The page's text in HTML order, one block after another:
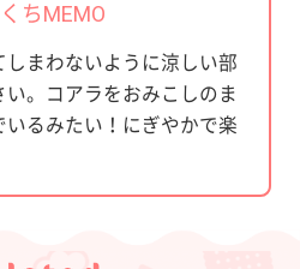
ちMEMO
まわないように涼しい部
。コアラをおみこしのま
るみたい！にぎやかで楽